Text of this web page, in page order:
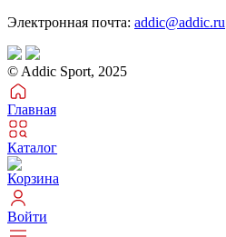
Электронная почта: addic@addic.ru
© Addic Sport, 2025
Главная
Каталог
Корзина
Войти